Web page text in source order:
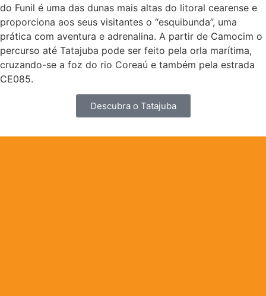
do Funil é uma das dunas mais altas do litoral cearense e
proporciona aos seus visitantes o “esquibunda”, uma
prática com aventura e adrenalina. A partir de Camocim o
percurso até Tatajuba pode ser feito pela orla marítima,
cruzando-se a foz do rio Coreaú e também pela estrada
CE085.
Descubra o Tatajuba